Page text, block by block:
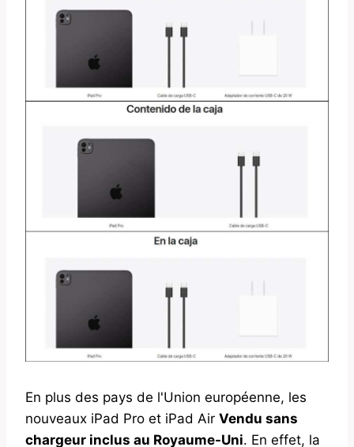
En plus des pays de l'Union européenne, les
nouveaux iPad Pro et iPad Air Vendu sans
chargeur inclus au Royaume-Uni. En effet, la